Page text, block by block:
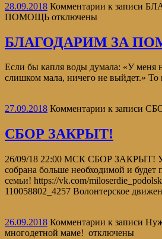
28.09.2018 Комментарии к записи
ПОМОЩЬ отключены
БЛАГОДАРИМ ЗА
Если бы капля воды думала: «У меня
слишком мала, ничего не выйдет.»
27.09.2018 Комментарии к записи
СБОР ЗАКРЫТ!
26/09/18 22:00 МСК СБОР ЗАКРЫТ!
собрана больше необходимой и будет
семьи! https://vk.com/
110058802_4257 Волонтерское
26.09.2018 Комментарии к записи
многодетной маме! отключены